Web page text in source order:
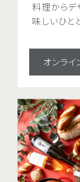
料理からデ
味しいひと
オンライ